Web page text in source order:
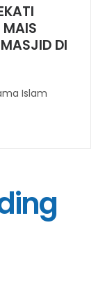
MAIS
DI
Islam